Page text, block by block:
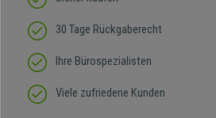
30 Tage Rückgaberecht
Ihre Bürospezialisten
Viele zufriedene Kunden